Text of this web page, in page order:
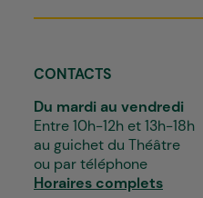
CONTACTS
Du mardi au vendredi
Entre 10h-12h et 13h-18h
au guichet du Théâtre
ou par téléphone
Horaires complets